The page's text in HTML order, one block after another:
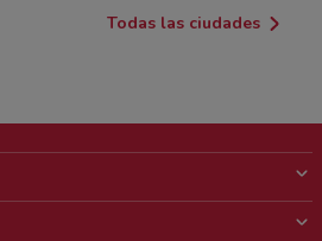
Todas las ciudades